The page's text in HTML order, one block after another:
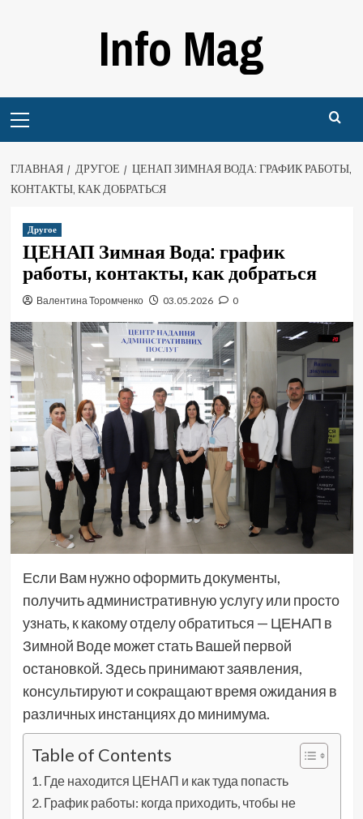
Info Mag
Menu
ГЛАВНАЯ ДРУГОЕ
ЦЕНАП ЗИМНАЯ ВОДА: ГРАФИК РАБОТЫ,
КОНТАКТЫ, КАК ДОБРАТЬСЯ
Другое
ЦЕНАП Зимная Вода: график
работы, контакты, как добраться
Валентина Торомченко 03.05.2026 0
Если Вам нужно оформить документы,
получить административную услугу или просто
узнать, к какому отделу обратиться — ЦЕНАП в
Зимной Воде может стать Вашей первой
остановкой. Здесь принимают заявления,
консультируют и сокращают время ожидания в
различных инстанциях до минимума.
Table of Contents
Где находится ЦЕНАП и как туда попасть
График работы: когда приходить, чтобы не